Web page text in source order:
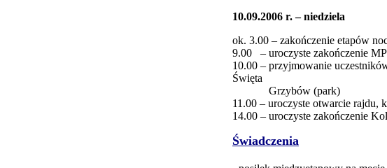
10.09.2006 r. – niedziela
ok. 3.00 – zakończenie etapów
9.00 – uroczyste zakończenie
10.00 – przyjmowanie
Święta
Grzybów (park)
11.00 – uroczyste otwarcie rajdu,
14.00 – uroczyste zakończenie
Świadczenia